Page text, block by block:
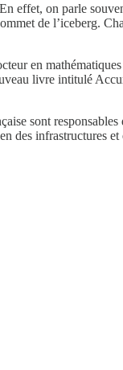
effet, on parle
de l’iceberg.
en
livre intitulé
sont
des infrastructures